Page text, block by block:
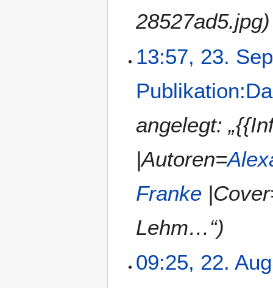
28527ad5.jpg)
13:57, 23.
angelegt:
|Autoren=
Franke
Lehm…“)
09:25, 22.